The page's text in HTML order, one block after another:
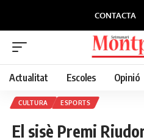
CONTACTA
Actualitat Escoles Opinió
CULTURA ESPORTS
El sisè Premi